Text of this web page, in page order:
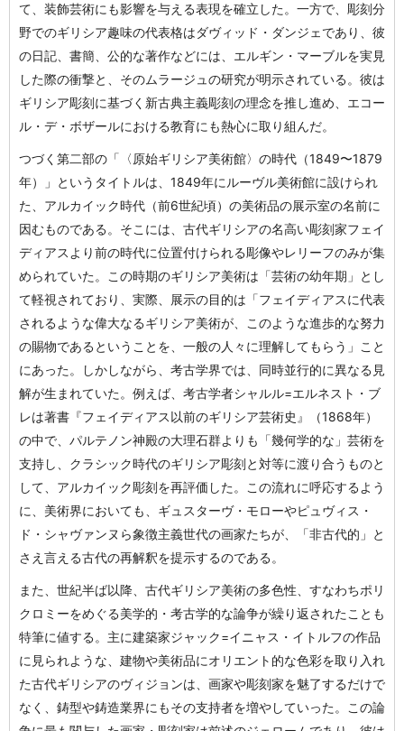
て、装飾芸術にも影響を与える表現を確立した。一方で、彫刻分
野でのギリシア趣味の代表格はダヴィッド・ダンジェであり、彼
の日記、書簡、公的な著作などには、エルギン・マーブルを実見
した際の衝撃と、そのムラージュの研究が明示されている。彼は
ギリシア彫刻に基づく新古典主義彫刻の理念を推し進め、エコー
ル・デ・ボザールにおける教育にも熱心に取り組んだ。
つづく第二部の「〈原始ギリシア美術館〉の時代（1849〜1879
年）」というタイトルは、1849年にルーヴル美術館に設けられ
た、アルカイック時代（前6世紀頃）の美術品の展示室の名前に
因むものである。そこには、古代ギリシアの名高い彫刻家フェイ
ディアスより前の時代に位置付けられる彫像やレリーフのみが集
められていた。この時期のギリシア美術は「芸術の幼年期」とし
て軽視されており、実際、展示の目的は「フェイディアスに代表
されるような偉大なるギリシア美術が、このような進歩的な努力
の賜物であるということを、一般の人々に理解してもらう」こと
にあった。しかしながら、考古学界では、同時並行的に異なる見
解が生まれていた。例えば、考古学者シャルル=エルネスト・ブ
レは著書『フェイディアス以前のギリシア芸術史』（1868年）
の中で、パルテノン神殿の大理石群よりも「幾何学的な」芸術を
支持し、クラシック時代のギリシア彫刻と対等に渡り合うものと
して、アルカイック彫刻を再評価した。この流れに呼応するよう
に、美術界においても、ギュスターヴ・モローやピュヴィス・
ド・シャヴァンヌら象徴主義世代の画家たちが、「非古代的」と
さえ言える古代の再解釈を提示するのである。
また、世紀半ば以降、古代ギリシア美術の多色性、すなわちポリ
クロミーをめぐる美学的・考古学的な論争が繰り返されたことも
特筆に値する。主に建築家ジャック=イニャス・イトルフの作品
に見られような、建物や美術品にオリエント的な色彩を取り入れ
た古代ギリシアのヴィジョンは、画家や彫刻家を魅了するだけで
なく、鋳型や鋳造業界にもその支持者を増やしていった。この論